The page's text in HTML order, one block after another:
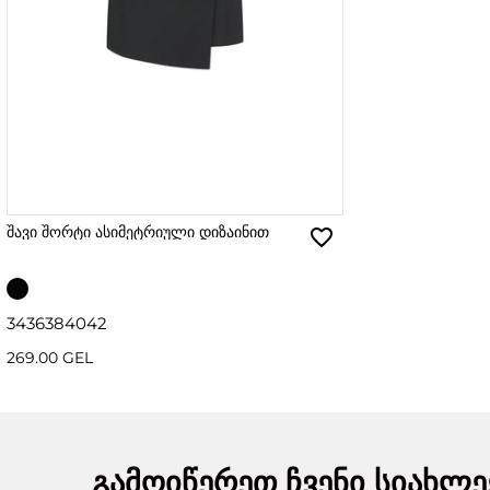
შავი შორტი ასიმეტრიული დიზაინით
3436384042
269.00 GEL